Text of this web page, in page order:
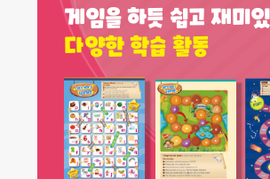
게임을 하듯 쉽고 재미
다양한 학습 활동